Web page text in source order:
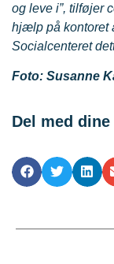
og leve i”, tilføjer
hjælp på kontoret
Socialcenteret
Foto: Susanne
Del med